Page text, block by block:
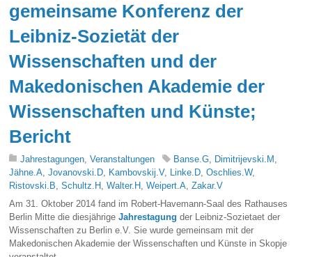
gemeinsame Konferenz der
Leibniz-Sozietät der
Wissenschaften und der
Makedonischen Akademie der
Wissenschaften und Künste;
Bericht
Jahrestagungen,Veranstaltungen Banse.G, Dimitrijevski.M ,
Jähne.A,Jovanovski.D, Kambovskij.V, Linke.D,Oschlies.W,
Ristovski.B,Schultz.H ,Walter.H ,Weipert.A,Zakar.V
Am 31. Oktober 2014 fand im Robert-Havemann-Saal des Rathauses
Berlin Mitte die diesjährigeJahrestagung der Leibniz-Sozietaet der
Wissenschaften zu Berlin e.V. Sie wurde gemeinsam mit der
Makedonischen Akademie der Wissenschaften und Künste in Skopje